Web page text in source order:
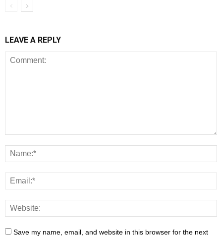
LEAVE A REPLY
Save my name, email, and website in this browser for the next